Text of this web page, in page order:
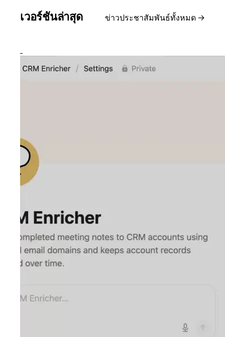
เวอร์ชันล่าสุด ข่าวประชาสัมพันธ์ทั้งหมด →